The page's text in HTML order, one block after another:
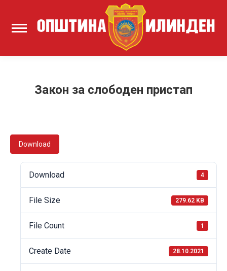
Закон за слободен пристап
Download
Download 4
File Size 279.62 KB
File Count 1
Create Date 28.10.2021